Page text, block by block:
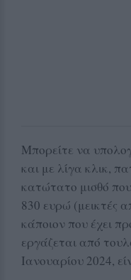
Μπορείτε να
και με λίγα κλικ,
κατώτατο μισθό
830 ευρώ (μεικτές
κάποιον που έχει
εργάζεται από
Ιανουαρίου 2024,